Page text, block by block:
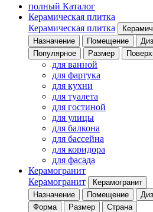
полный Каталог
Керамическая плитка
Керамическая плитка
Назначение
Помещение
Популярное
Размер
для ванной
для фартука
для кухни
для туалета
для гостиной
для улицы
для балкона
для бассейна
для коридора
для фасада
Керамогранит
Керамогранит
Керамогранит
Назначение
Помещение
Форма
Размер Страна